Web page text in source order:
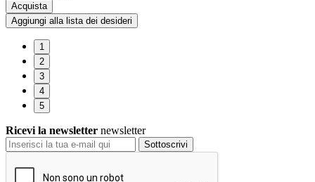
Acquista
Aggiungi alla lista dei desideri
1
2
3
4
5
Ricevi la newsletter newsletter
Sottoscrivi